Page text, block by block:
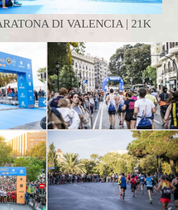
DI VALENCIA | 21K